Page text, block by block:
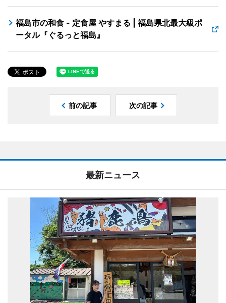
福島市の和食 - 定食屋 やすまる | 福島県北最大級ポ
ータル『ぐるっと福島』
前の記事 次の記事
最新ニュース